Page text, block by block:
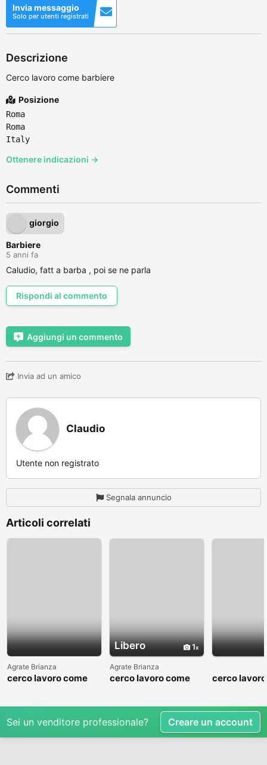
Invia messaggio
Solo per utenti registrati
Descrizione
Cerco lavoro come barbiere
Posizione
Roma
Roma
Italy
Ottenere indicazioni →
Commenti
giorgio
Barbiere
5 anni fa
Caludio, fatt a barba , poi se ne parla
Rispondi al commento
Aggiungi un commento
Invia ad un amico
Claudio
Utente non registrato
Segnala annuncio
Articoli correlati
Agrate Brianza
cerco lavoro come
Libero 1
Agrate Brianza
cerco lavoro come
cerco
Sei un venditore professionale? Creare un account